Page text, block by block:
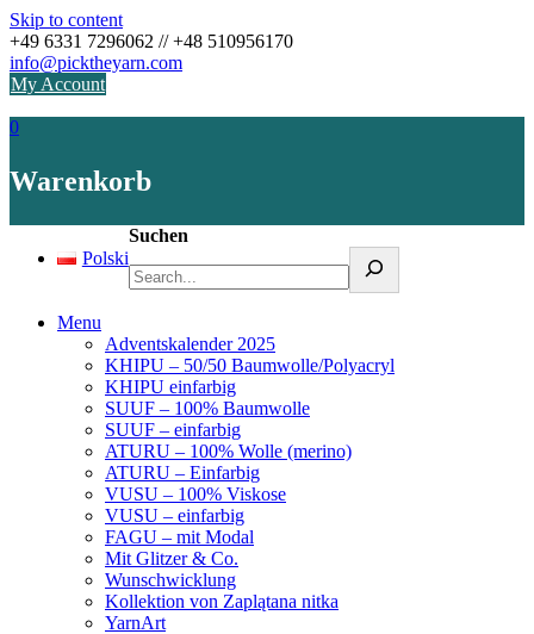
Skip to content
+49 6331 7296062 // +48 510956170
info@picktheyarn.com
My Account
0
Warenkorb
Polski
Suchen
Menu
Adventskalender 2025
KHIPU – 50/50 Baumwolle/Polyacryl
KHIPU einfarbig
SUUF – 100% Baumwolle
SUUF – einfarbig
ATURU – 100% Wolle (merino)
ATURU – Einfarbig
VUSU – 100% Viskose
VUSU – einfarbig
FAGU – mit Modal
Mit Glitzer & Co.
Wunschwicklung
Kollektion von Zaplątana nitka
YarnArt